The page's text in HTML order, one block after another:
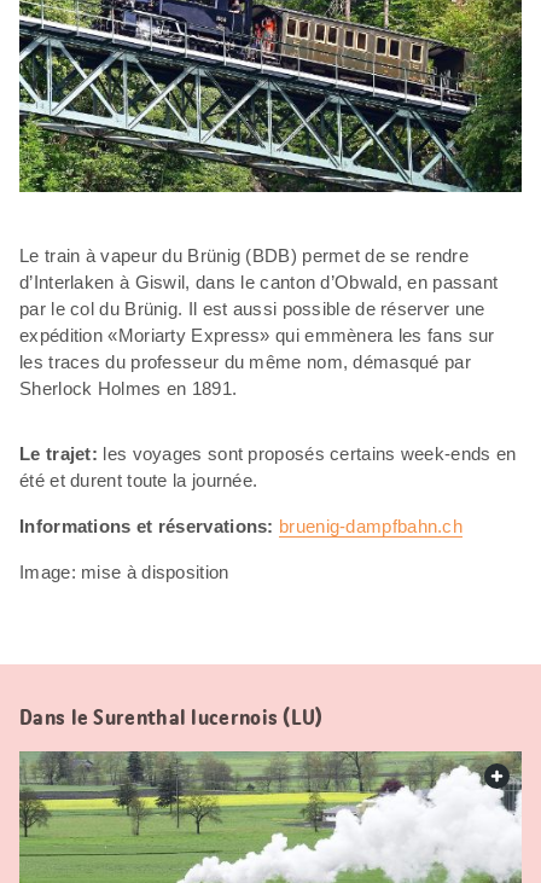
Le train à vapeur du Brünig (BDB) permet de se rendre
d’Interlaken à Giswil, dans le canton d’Obwald, en passant
par le col du Brünig. Il est aussi possible de réserver une
expédition «Moriarty Express» qui emmènera les fans sur
les traces du professeur du même nom, démasqué par
Sherlock Holmes en 1891.
Le trajet: les voyages sont proposés certains week-ends en
été et durent toute la journée.
Informations et réservations: bruenig-dampfbahn.ch
Image: mise à disposition
Dans le Surenthal lucernois (LU)